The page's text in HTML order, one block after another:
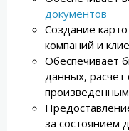
документов
Создание
компаний и
Обеспечивает
данных, расчет
за состоянием